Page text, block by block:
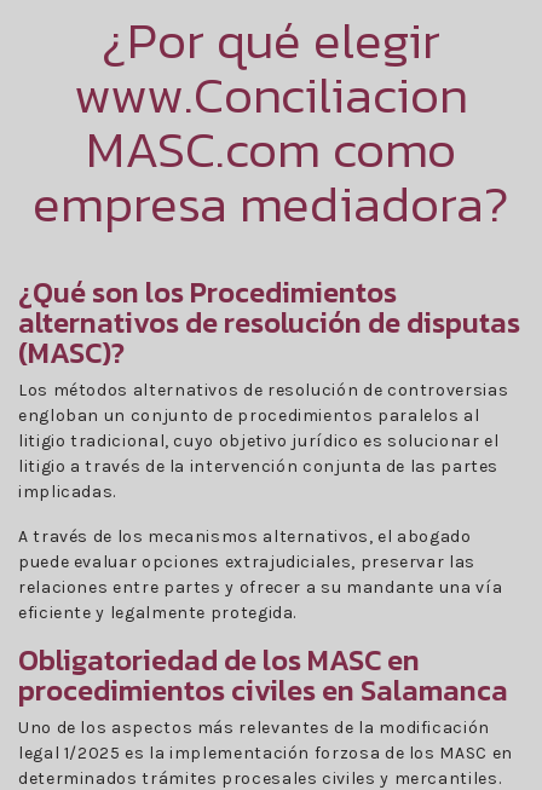
¿Por qué elegir
www.Conciliacion
MASC.com como
empresa mediadora?
¿Qué son los Procedimientos
alternativos de resolución de disputas
(MASC)?
Los métodos alternativos de resolución de controversias
engloban un conjunto de procedimientos paralelos al
litigio tradicional, cuyo objetivo jurídico es solucionar el
litigio a través de la intervención conjunta de las partes
implicadas.
A través de los mecanismos alternativos, el abogado
puede evaluar opciones extrajudiciales, preservar las
relaciones entre partes y ofrecer a su mandante una vía
eficiente y legalmente protegida.
Obligatoriedad de los MASC en
procedimientos civiles en Salamanca
Uno de los aspectos más relevantes de la modificación
legal 1/2025 es la implementación forzosa de los MASC en
determinados trámites procesales civiles y mercantiles.